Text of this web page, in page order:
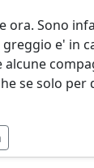
ora. Sono
e' in
se solo per